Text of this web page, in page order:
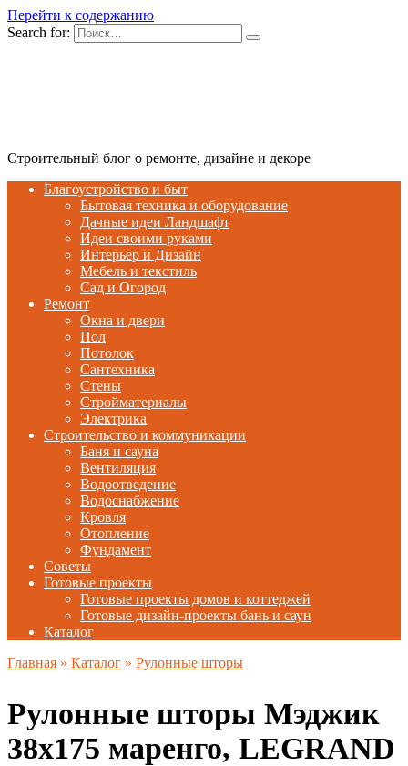
Перейти к содержанию
Search for:
Строительный блог о ремонте, дизайне и декоре
Благоустройство и быт
Бытовая техника и оборудование
Дачные идеи Ландшафт
Идеи своими руками
Интерьер и Дизайн
Мебель и текстиль
Сад и Огород
Ремонт
Окна и двери
Пол
Потолок
Сантехника
Стены
Стройматериалы
Электрика
Строительство и коммуникации
Баня и сауна
Вентиляция
Водоотведение
Водоснабжение
Кровля
Отопление
Фундамент
Советы
Готовые проекты
Готовые проекты домов и коттеджей
Готовые дизайн-проекты бань и саун
Каталог
Главная » Каталог » Рулонные шторы
Рулонные шторы Мэджик
38х175 маренго, LEGRAND